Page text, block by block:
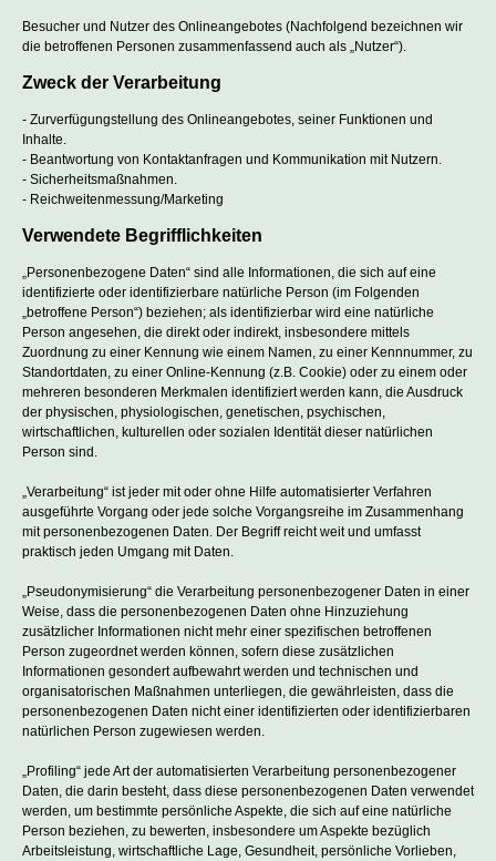
Besucher und Nutzer des Onlineangebotes (Nachfolgend bezeichnen wir
die betroffenen Personen zusammenfassend auch als „Nutzer“).
Zweck der Verarbeitung
- Zurverfügungstellung des Onlineangebotes, seiner Funktionen und
Inhalte.
- Beantwortung von Kontaktanfragen und Kommunikation mit Nutzern.
- Sicherheitsmaßnahmen.
- Reichweitenmessung/Marketing
Verwendete Begrifflichkeiten
„Personenbezogene Daten“ sind alle Informationen, die sich auf eine
identifizierte oder identifizierbare natürliche Person (im Folgenden
„betroffene Person“) beziehen; als identifizierbar wird eine natürliche
Person angesehen, die direkt oder indirekt, insbesondere mittels
Zuordnung zu einer Kennung wie einem Namen, zu einer Kennnummer, zu
Standortdaten, zu einer Online-Kennung (z.B. Cookie) oder zu einem oder
mehreren besonderen Merkmalen identifiziert werden kann, die Ausdruck
der physischen, physiologischen, genetischen, psychischen,
wirtschaftlichen, kulturellen oder sozialen Identität dieser natürlichen
Person sind.
„Verarbeitung“ ist jeder mit oder ohne Hilfe automatisierter Verfahren
ausgeführte Vorgang oder jede solche Vorgangsreihe im Zusammenhang
mit personenbezogenen Daten. Der Begriff reicht weit und umfasst
praktisch jeden Umgang mit Daten.
„Pseudonymisierung“ die Verarbeitung personenbezogener Daten in einer
Weise, dass die personenbezogenen Daten ohne Hinzuziehung
zusätzlicher Informationen nicht mehr einer spezifischen betroffenen
Person zugeordnet werden können, sofern diese zusätzlichen
Informationen gesondert aufbewahrt werden und technischen und
organisatorischen Maßnahmen unterliegen, die gewährleisten, dass die
personenbezogenen Daten nicht einer identifizierten oder identifizierbaren
natürlichen Person zugewiesen werden.
„Profiling“ jede Art der automatisierten Verarbeitung personenbezogener
Daten, die darin besteht, dass diese personenbezogenen Daten verwendet
werden, um bestimmte persönliche Aspekte, die sich auf eine natürliche
Person beziehen, zu bewerten, insbesondere um Aspekte bezüglich
Arbeitsleistung, wirtschaftliche Lage, Gesundheit, persönliche Vorlieben,